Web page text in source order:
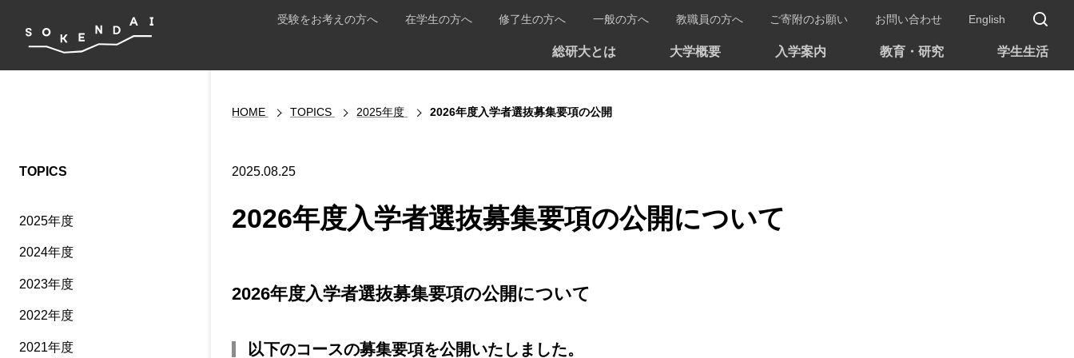
総研大とは 大学概要 入学案内 教育・研究 学生生活
受験をお考えの方へ 在学生の方へ 修了生の方へ 一般の方へ 教職員の方へ ご寄附のお願い お問い合わせ English
HOME TOPICS 2025年度 2026年度入学者選抜募集要項の公開
2025.08.25
2026年度入学者選抜募集要項の公開について
2026年度入学者選抜募集要項の公開について
以下のコースの募集要項を公開いたしました。
TOPICS
2025年度
2024年度
2023年度
2022年度
2021年度